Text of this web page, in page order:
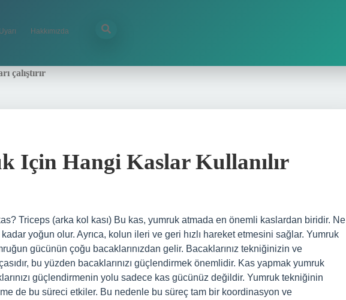
Hakkımızda
çalıştırır
Için Hangi Kaslar Kullanılır
Triceps (arka kol kası) Bu kas, yumruk atmada en önemli kaslardan biridir. Ne
yoğun olur. Ayrıca, kolun ileri ve geri hızlı hareket etmesini sağlar. Yumruk
gücünün çoğu bacaklarınızdan gelir. Bacaklarınız tekniğinizin ve
bu yüzden bacaklarınızı güçlendirmek önemlidir. Kas yapmak yumruk
güçlendirmenin yolu sadece kas gücünüz değildir. Yumruk tekniğinin
de bu süreci etkiler. Bu nedenle bu süreç tam bir koordinasyon ve